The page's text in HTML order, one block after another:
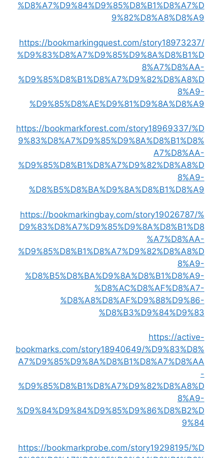
%D8%A7%D9%84%D9%85%D8%B1%D8%A7%D
9%82%D8%A8%D8%A9
https://bookmarkingquest.com/story18973237/
%D9%83%D8%A7%D9%85%D9%8A%D8%B1%D
8%A7%D8%AA-
%D9%85%D8%B1%D8%A7%D9%82%D8%A8%D
8%A9-
%D9%85%D8%AE%D9%81%D9%8A%D8%A9
https://bookmarkforest.com/story18969337/%D
9%83%D8%A7%D9%85%D9%8A%D8%B1%D8%
A7%D8%AA-
%D9%85%D8%B1%D8%A7%D9%82%D8%A8%D
8%A9-
%D8%B5%D8%BA%D9%8A%D8%B1%D8%A9
https://bookmarkingbay.com/story19026787/%
D9%83%D8%A7%D9%85%D9%8A%D8%B1%D8
%A7%D8%AA-
%D9%85%D8%B1%D8%A7%D9%82%D8%A8%D
8%A9-
%D8%B5%D8%BA%D9%8A%D8%B1%D8%A9-
%D8%AC%D8%AF%D8%A7-
%D8%A8%D8%AF%D9%88%D9%86-
%D8%B3%D9%84%D9%83
https://active-
bookmarks.com/story18940649/%D9%83%D8%
A7%D9%85%D9%8A%D8%B1%D8%A7%D8%AA
-
%D9%85%D8%B1%D8%A7%D9%82%D8%A8%D
8%A9-
%D9%84%D9%84%D9%85%D9%86%D8%B2%D
9%84
https://bookmarkprobe.com/story19298195/%D